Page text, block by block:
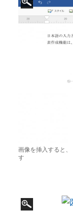
画像を挿入すると
す